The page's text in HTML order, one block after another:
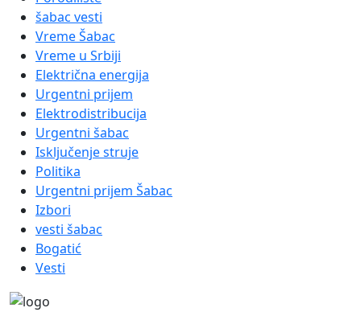
šabac vesti
Vreme Šabac
Vreme u Srbiji
Električna energija
Urgentni prijem
Elektrodistribucija
Urgentni šabac
Isključenje struje
Politika
Urgentni prijem Šabac
Izbori
vesti šabac
Bogatić
Vesti